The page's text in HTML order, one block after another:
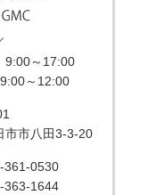
～17:00
～12:00
市市八田3-3-20
361-0530
363-1644